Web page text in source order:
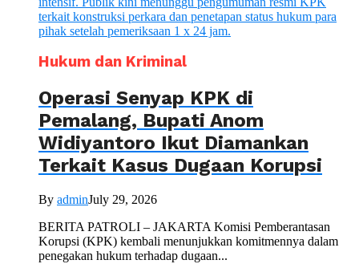
Hukum dan Kriminal
Operasi Senyap KPK di
Pemalang, Bupati Anom
Widiyantoro Ikut Diamankan
Terkait Kasus Dugaan Korupsi
By adminJuly 29, 2026
BERITA PATROLI – JAKARTA Komisi Pemberantasan
Korupsi (KPK) kembali menunjukkan komitmennya dalam
penegakan hukum terhadap dugaan...